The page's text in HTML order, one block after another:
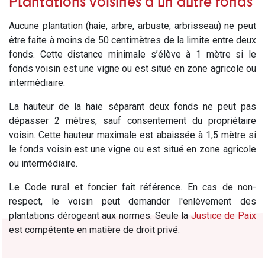
Aucune plantation (haie, arbre, arbuste, arbrisseau) ne peut
être faite à moins de 50 centimètres de la limite entre deux
fonds. Cette distance minimale s’élève à 1 mètre si le
fonds voisin est une vigne ou est situé en zone agricole ou
intermédiaire.
La hauteur de la haie séparant deux fonds ne peut pas
dépasser 2 mètres, sauf consentement du propriétaire
voisin. Cette hauteur maximale est abaissée à 1,5 mètre si
le fonds voisin est une vigne ou est situé en zone agricole
ou intermédiaire.
Le Code rural et foncier fait référence. En cas de non-
respect, le voisin peut demander l'enlèvement des
plantations dérogeant aux normes. Seule la Justice de Paix
est compétente en matière de droit privé.